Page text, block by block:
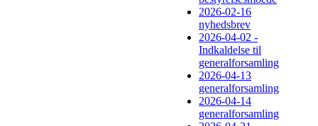
2026-02-16
nyhedsbrev
2026-04-02 -
Indkaldelse til
generalforsamling
2026-04-13
generalforsamling
2026-04-14
generalforsamling